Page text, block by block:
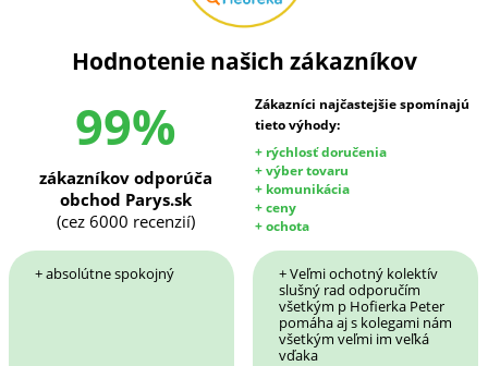
Hodnotenie našich zákazníkov
99%
Zákazníci najčastejšie spomínajú
tieto výhody:
+ rýchlosť doručenia
+ výber tovaru
+ komunikácia
+ ceny
+ ochota
zákazníkov odporúča
obchod Parys.sk
(cez 6000 recenzií)
+ absolútne spokojný
+ Veľmi ochotný kolektív
slušný rad odporučím
všetkým p Hofierka Peter
pomáha aj s kolegami nám
všetkým veľmi im veľká
vďaka